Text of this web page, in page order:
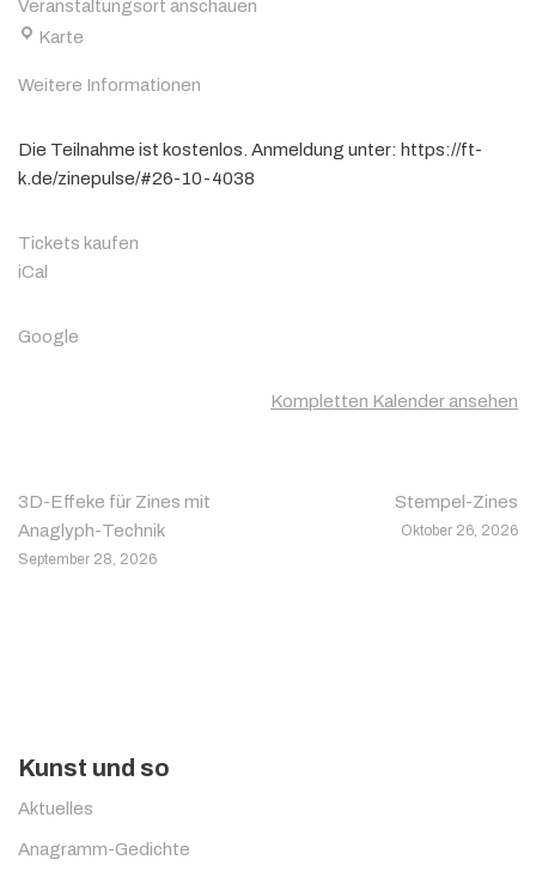
Veranstaltungsort anschauen
Karte
Weitere Informationen
Die Teilnahme ist kostenlos. Anmeldung unter: https://ft-
k.de/zinepulse/#26-10-4038
Tickets kaufen
iCal
Google
Kompletten Kalender ansehen
3D-Effeke für Zines mit
Anaglyph-Technik
September 28, 2026
Stempel-Zines
Oktober 26, 2026
Kunst und so
Aktuelles
Anagramm-Gedichte